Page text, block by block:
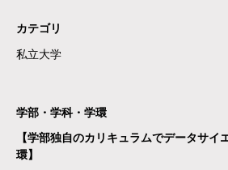
カテゴリ
私立大学
学部・学科・学環
【学部独自のカリキュラムでデータサイ
環】